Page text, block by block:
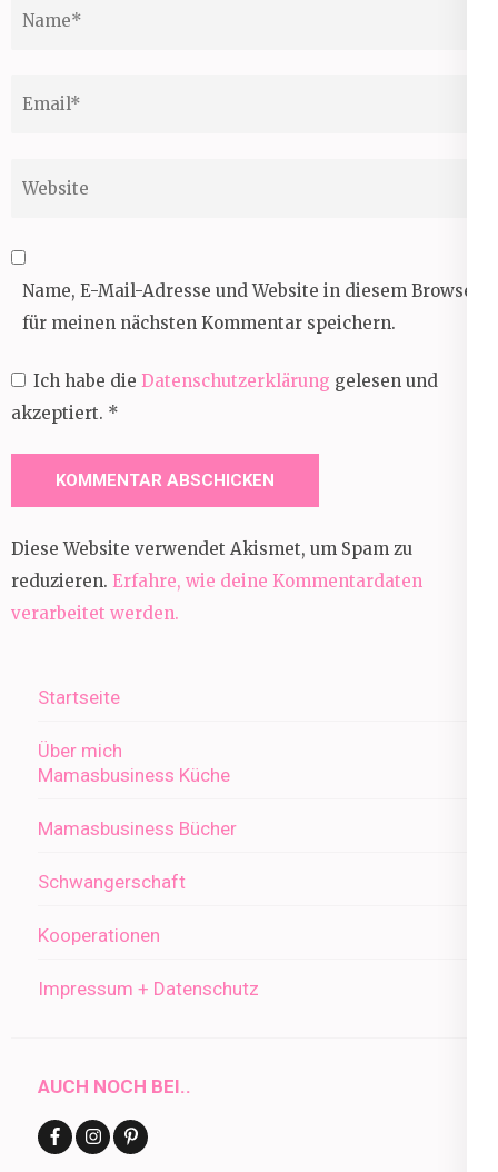
Name, E-Mail-Adresse und Website in diesem Browser
für meinen nächsten Kommentar speichern.
Ich habe die Datenschutzerklärung gelesen und
akzeptiert. *
Diese Website verwendet Akismet, um Spam zu
reduzieren. Erfahre, wie deine Kommentardaten
verarbeitet werden.
Startseite
Über mich
Mamasbusiness Küche
Mamasbusiness Bücher
Schwangerschaft
Kooperationen
Impressum + Datenschutz
AUCH NOCH BEI..